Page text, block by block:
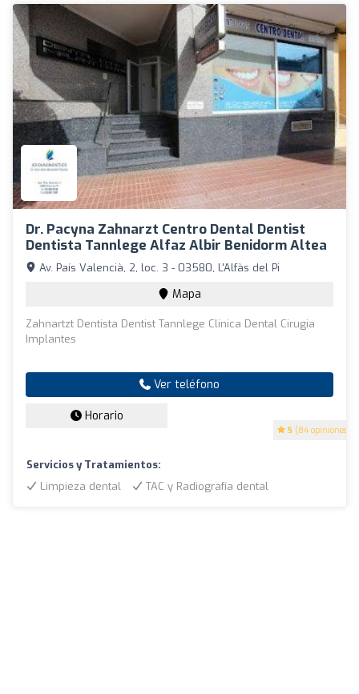
Dr. Pacyna Zahnarzt Centro Dental Dentist
Dentista Tannlege Alfaz Albir Benidorm Altea
5 (84 opiniones)
Av. País Valencià, 2, loc. 3 - 03580, L'Alfàs del Pi
Mapa
Zahnartzt Dentista Dentist Tannlege Clinica Dental Cirugia
Implantes
Ver teléfono
Horario
Servicios y Tratamientos:
Limpieza dental
TAC y Radiografía dental